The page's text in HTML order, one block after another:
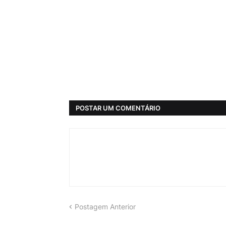
POSTAR UM COMENTÁRIO
Postagem Anterior